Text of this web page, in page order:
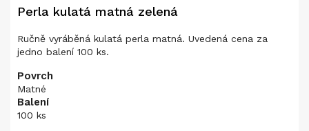
Perla kulatá matná zelená
Ručně vyráběná kulatá perla matná. Uvedená cena za
jedno balení 100 ks.
Povrch
Matné
Balení
100 ks